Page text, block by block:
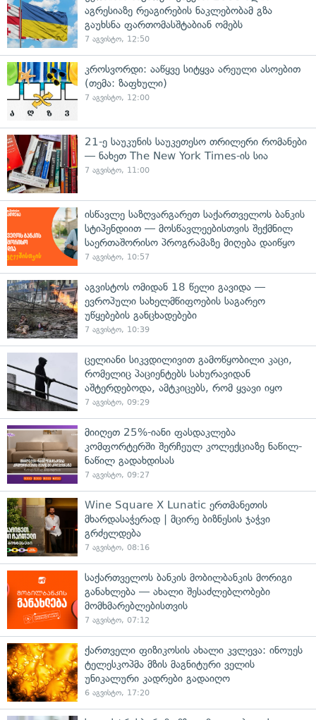
აგრესიაზე რეაგირების ნაკლებობამ გზა
გაუხსნა ფართომასშტაბიან ომებს
7 აგვისტო, 12:50
კროსვორდი: ააწყვე სიტყვა არეული ასოებით
(თემა: ზაფხული)
7 აგვისტო, 12:00
21-ე საუკუნის საუკეთესო თრილერი რომანები
— ნახეთ The New York Times-ის სია
7 აგვისტო, 11:00
ისწავლე საზღვარგარეთ საქართველოს ბანკის
სტიპენდიით — მოსწავლეებისთვის შექმნილ
საერთაშორისო პროგრამაზე მიღება დაიწყო
7 აგვისტო, 10:57
აგვისტოს ომიდან 18 წელი გავიდა —
ევროპული სახელმწიფოების საგარეო
უწყებების განცხადებები
7 აგვისტო, 10:39
ცელიანი სიკვდილივით გამოწყობილი კაცი,
რომელიც პაციენტებს სახურავიდან
აშტერდებოდა, ამტკიცებს, რომ ყვავი იყო
7 აგვისტო, 09:29
მიიღეთ 25%-იანი ფასდაკლება
კომფორტერში შერჩეულ კოლექციაზე ნაწილ-
ნაწილ გადახდისას
7 აგვისტო, 09:27
Wine Square X Lunatic ერთმანეთის
მხარდასაჭერად | მცირე ბიზნესის ჯაჭვი
გრძელდება
7 აგვისტო, 08:16
საქართველოს ბანკის მობილბანკის მორიგი
განახლება — ახალი შესაძლებლობები
მომხმარებლებისთვის
7 აგვისტო, 07:12
ქართველი ფიზიკოსის ახალი კვლევა: ინოუეს
ტელესკოპმა მზის მაგნიტური ველის
უნიკალური კადრები გადაიღო
6 აგვისტო, 17:20